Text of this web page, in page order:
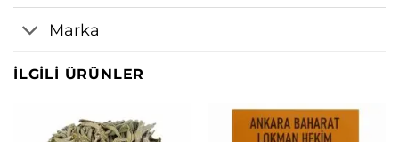
Marka
İLGILI ÜRÜNLER